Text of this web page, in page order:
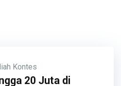
Kontes
20 Juta di